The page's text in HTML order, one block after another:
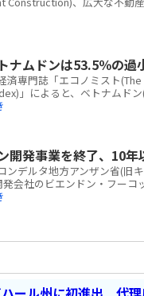
ナムドンは53.5％の
済専門誌「エコノミスト
」によると、ベトナムド
開発事業を終了、10年
ンデルタ地方アンザン省(旧
会社のビエンドン・フーコ